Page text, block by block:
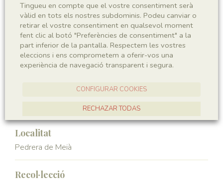
MSE 107
Taxonomia
Regne
Animalia
Phyllum
Chordata
Actinopterygii
Localitat
Pedrera de Meià
Recol·lecció
Tingueu en compte que el vostre consentiment serà
vàlid en tots els nostres subdominis. Podeu canviar o
retirar el vostre consentiment en qualsevol moment
fent clic al botó "Preferències de consentiment" a la
part inferior de la pantalla. Respectem les vostres
eleccions i ens comprometem a oferir-vos una
experiència de navegació transparent i segura.
CONFIGURAR COOKIES
RECHAZAR TODAS
ACCEPTAR TOTES